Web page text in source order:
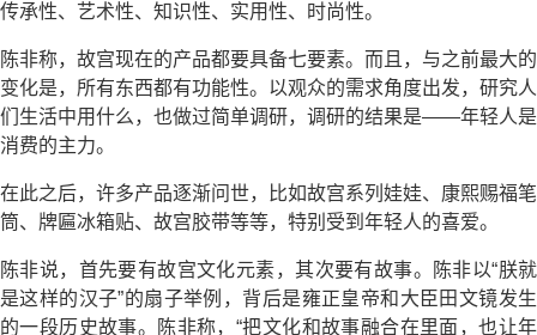
传承性、艺术性、知识性、实用性、时尚性。
陈非称，故宫现在的产品都要具备七要素。而且，与之前最大的
变化是，所有东西都有功能性。以观众的需求角度出发，研究人
们生活中用什么，也做过简单调研，调研的结果是——年轻人是
消费的主力。
在此之后，许多产品逐渐问世，比如故宫系列娃娃、康熙赐福笔
筒、牌匾冰箱贴、故宫胶带等等，特别受到年轻人的喜爱。
陈非说，首先要有故宫文化元素，其次要有故事。陈非以“朕就
是这样的汉子”的扇子举例，背后是雍正皇帝和大臣田文镜发生
的一段历史故事。陈非称，“把文化和故事融合在里面，也让年